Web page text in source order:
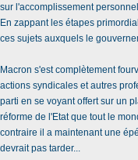
sur l'accomplissement
En zappant les étapes
ces sujets auxquels le
Macron s'est complètement
actions syndicales et autres
parti en se voyant offert sur un
réforme de l'Etat que tout le
contraire il a maintenant une
devrait pas tarder...